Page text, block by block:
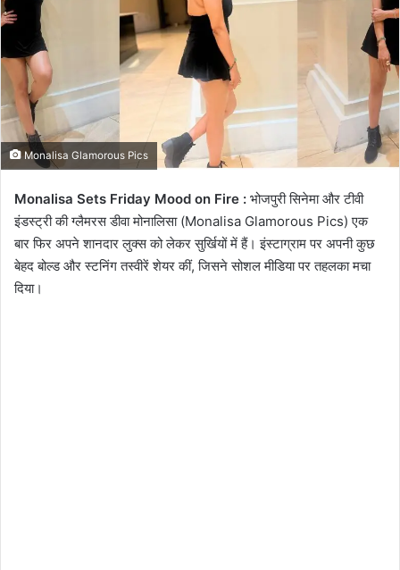
Monalisa Glamorous Pics
Monalisa Sets Friday Mood on Fire : भोजपुरी सिनेमा और टीवी
इंडस्ट्री की ग्लैमरस डीवा मोनालिसा (Monalisa Glamorous Pics) एक
बार फिर अपने शानदार लुक्स को लेकर सुर्खियों में हैं। इंस्टाग्राम पर अपनी कुछ
बेहद बोल्ड और स्टनिंग तस्वीरें शेयर कीं, जिसने सोशल मीडिया पर तहलका मचा
दिया।